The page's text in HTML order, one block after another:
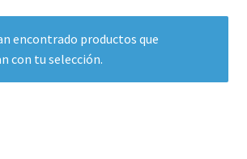
encontrado productos que
con tu selección.